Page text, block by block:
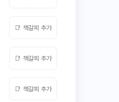
📑 책갈피 추가
📑 책갈피 추가
📑 책갈피 추가